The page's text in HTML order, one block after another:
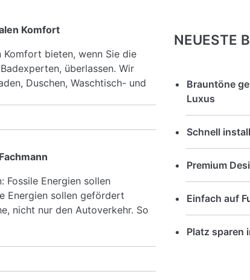
Komfort
bieten, wenn Sie die
überlassen. Wir
Duschen, Waschtisch- und
Fossile Energien sollen
Energien sollen gefördert
nicht nur den Autoverkehr. So
NEUESTE
Brauntöne
Luxus
Schnell
Premium
Einfach auf
Platz sparen